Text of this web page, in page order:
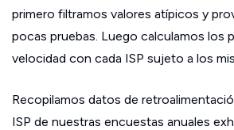
primero filtramos valores atípicos y
pocas pruebas. Luego calculamos los
velocidad con cada ISP sujeto a los
Recopilamos datos de
ISP de nuestras encuestas anuales